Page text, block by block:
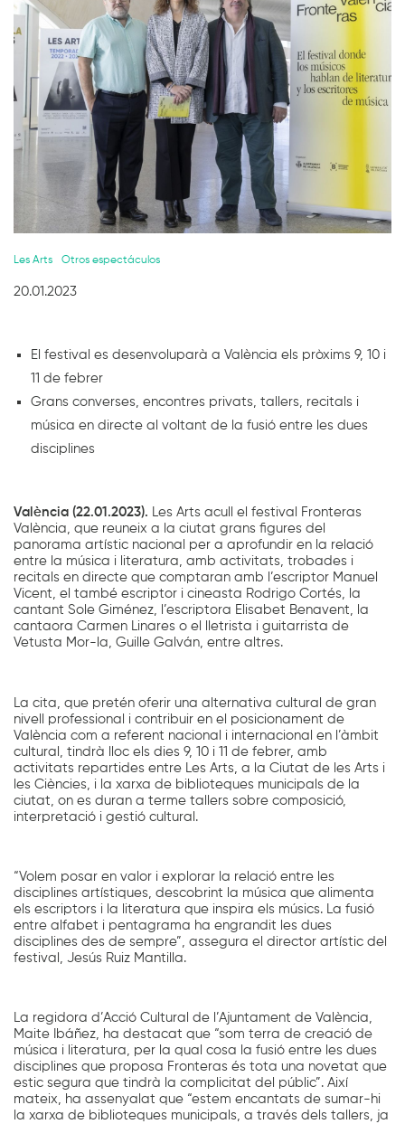
Les Arts Otros espectáculos
20.01.2023
El festival es desenvoluparà a València els pròxims 9, 10 i
11 de febrer
Grans converses, encontres privats, tallers, recitals i
música en directe al voltant de la fusió entre les dues
disciplines
València (22.01.2023). Les Arts acull el festival Fronteras
València, que reuneix a la ciutat grans figures del
panorama artístic nacional per a aprofundir en la relació
entre la música i literatura, amb activitats, trobades i
recitals en directe que comptaran amb l’escriptor Manuel
Vicent, el també escriptor i cineasta Rodrigo Cortés, la
cantant Sole Giménez, l’escriptora Elisabet Benavent, la
cantaora Carmen Linares o el lletrista i guitarrista de
Vetusta Mor-la, Guille Galván, entre altres.
La cita, que pretén oferir una alternativa cultural de gran
nivell professional i contribuir en el posicionament de
València com a referent nacional i internacional en l’àmbit
cultural, tindrà lloc els dies 9, 10 i 11 de febrer, amb
activitats repartides entre Les Arts, a la Ciutat de les Arts i
les Ciències, i la xarxa de biblioteques municipals de la
ciutat, on es duran a terme tallers sobre composició,
interpretació i gestió cultural.
“Volem posar en valor i explorar la relació entre les
disciplines artístiques, descobrint la música que alimenta
els escriptors i la literatura que inspira els músics. La fusió
entre alfabet i pentagrama ha engrandit les dues
disciplines des de sempre”, assegura el director artístic del
festival, Jesús Ruiz Mantilla.
La regidora d’Acció Cultural de l’Ajuntament de València,
Maite Ibáñez, ha destacat que “som terra de creació de
música i literatura, per la qual cosa la fusió entre les dues
disciplines que proposa Fronteras és tota una novetat que
estic segura que tindrà la complicitat del públic”. Així
mateix, ha assenyalat que “estem encantats de sumar-hi
la xarxa de biblioteques municipals, a través dels tallers, ja